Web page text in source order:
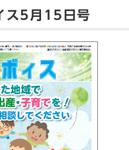
ス5月15日号